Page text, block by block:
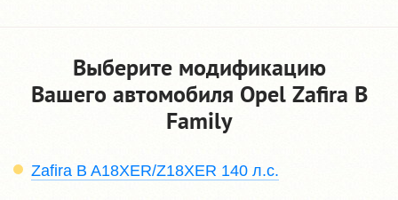
Выберите модификацию
Вашего автомобиля Opel Zafira B
Family
Zafira B A18XER/Z18XER 140 л.с.